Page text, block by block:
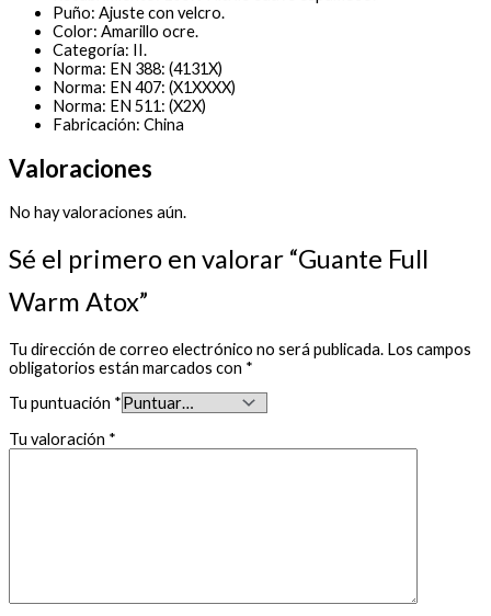
Puño: Ajuste con velcro.
Color: Amarillo ocre.
Categoría: II.
Norma: EN 388: (4131X)
Norma: EN 407: (X1XXXX)
Norma: EN 511: (X2X)
Fabricación: China
Valoraciones
No hay valoraciones aún.
Sé el primero en valorar “Guante Full
Warm Atox”
Tu dirección de correo electrónico no será publicada. Los campos
obligatorios están marcados con *
Tu puntuación *
Tu valoración *